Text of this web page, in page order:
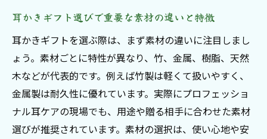
耳かきギフト選びで重要な素材の違いと特徴
耳かきギフトを選ぶ際は、まず素材の違いに注目しまし
ょう。素材ごとに特性が異なり、竹、金属、樹脂、天然
木などが代表的です。例えば竹製は軽くて扱いやすく、
金属製は耐久性に優れています。実際にプロフェッショ
ナル耳ケアの現場でも、用途や贈る相手に合わせた素材
選びが推奨されています。素材の選択は、使い心地や安